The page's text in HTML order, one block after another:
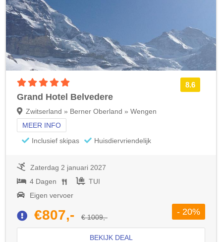
8.6
Grand Hotel Belvedere
Zwitserland » Berner Oberland » Wengen
MEER INFO
Inclusief skipas
Huisdiervriendelijk
Zaterdag 2 januari 2027
4 Dagen
TUI
Eigen vervoer
€807,- € 1009,-
- 20%
BEKIJK DEAL